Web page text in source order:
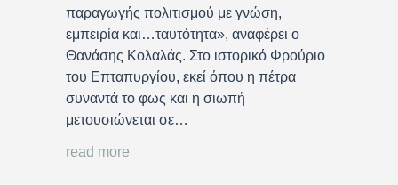
παραγωγής πολιτισμού με γνώση,
εμπειρία και…ταυτότητα», αναφέρει ο
Θανάσης Κολαλάς. Στο ιστορικό Φρούριο
του Επταπυργίου, εκεί όπου η πέτρα
συναντά το φως και η σιωπή
μετουσιώνεται σε…
read more